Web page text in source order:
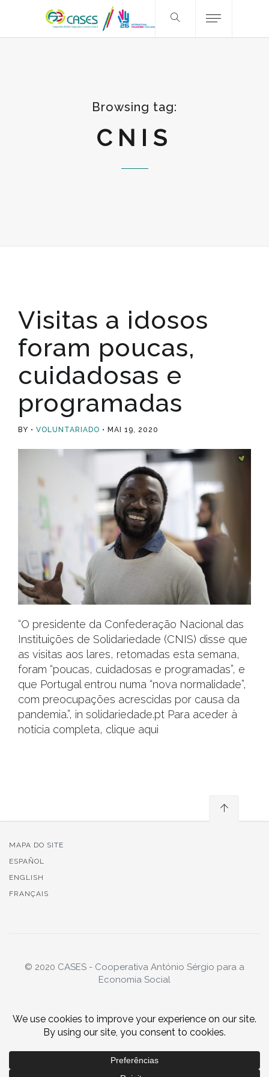
Browsing tag:
CNIS
Visitas a idosos
foram poucas,
cuidadosas e
programadas
BY VOLUNTARIADO MAI 19, 2020
“O presidente da Confederação Nacional das
Instituições de Solidariedade (CNIS) disse que
as visitas aos lares, retomadas esta semana,
foram “poucas, cuidadosas e programadas”, e
que Portugal entrou numa “nova normalidade”,
com preocupações acrescidas por causa da
pandemia.”, in solidariedade.pt Para aceder à
notícia completa, clique aqui
MAPA DO SITE
ESPAÑOL
ENGLISH
FRANÇAIS
© 2020 CASES - Cooperativa António Sérgio para a
Economia Social